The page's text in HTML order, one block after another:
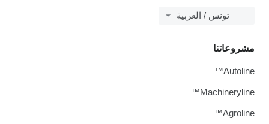
تونس / العربية
مشروعاتنا
Autoline™
Machineryline™
Agroline™